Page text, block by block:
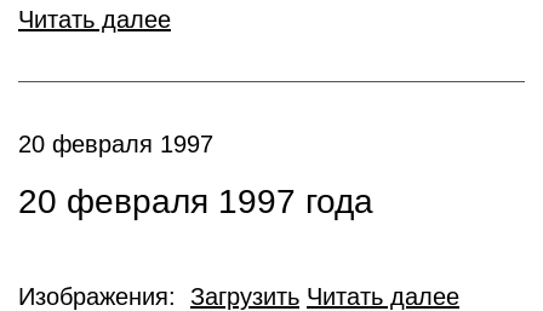
Читать далее
20 февраля 1997
20 февраля 1997 года
Изображения: Загрузить Читать далее